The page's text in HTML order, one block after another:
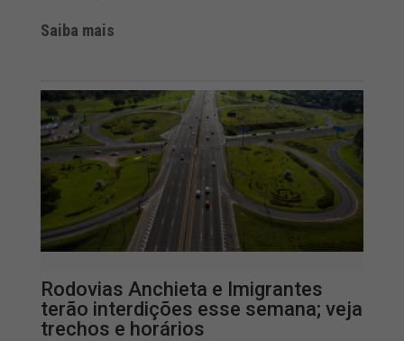
Saiba mais
Rodovias Anchieta e Imigrantes
terão interdições esse semana; veja
trechos e horários